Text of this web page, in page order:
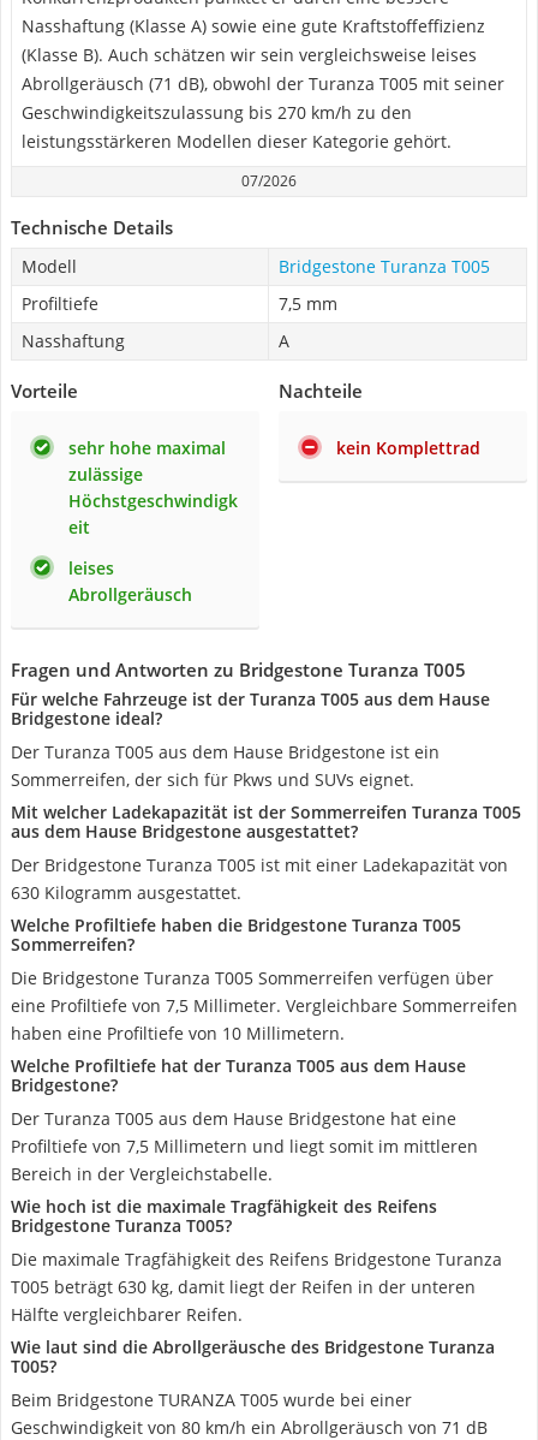
Nasshaftung (Klasse A) sowie eine gute Kraftstoffeffizienz
(Klasse B). Auch schätzen wir sein vergleichsweise leises
Abrollgeräusch (71 dB), obwohl der Turanza T005 mit seiner
Geschwindigkeitszulassung bis 270 km/h zu den
leistungsstärkeren Modellen dieser Kategorie gehört.
07/2026
Technische Details
Modell
Bridgestone Turanza T005
Profiltiefe
7,5 mm
Nasshaftung
A
Vorteile
sehr hohe maximal
zulässige
Höchstgeschwindigk
eit
leises
Abrollgeräusch
Nachteile
kein Komplettrad
Fragen und Antworten zu Bridgestone Turanza T005
Für welche Fahrzeuge ist der Turanza T005 aus dem Hause
Bridgestone ideal?
Der Turanza T005 aus dem Hause Bridgestone ist ein
Sommerreifen, der sich für Pkws und SUVs eignet.
Mit welcher Ladekapazität ist der Sommerreifen Turanza T005
aus dem Hause Bridgestone ausgestattet?
Der Bridgestone Turanza T005 ist mit einer Ladekapazität von
630 Kilogramm ausgestattet.
Welche Profiltiefe haben die Bridgestone Turanza T005
Sommerreifen?
Die Bridgestone Turanza T005 Sommerreifen verfügen über
eine Profiltiefe von 7,5 Millimeter. Vergleichbare Sommerreifen
haben eine Profiltiefe von 10 Millimetern.
Welche Profiltiefe hat der Turanza T005 aus dem Hause
Bridgestone?
Der Turanza T005 aus dem Hause Bridgestone hat eine
Profiltiefe von 7,5 Millimetern und liegt somit im mittleren
Bereich in der Vergleichstabelle.
Wie hoch ist die maximale Tragfähigkeit des Reifens
Bridgestone Turanza T005?
Die maximale Tragfähigkeit des Reifens Bridgestone Turanza
T005 beträgt 630 kg, damit liegt der Reifen in der unteren
Hälfte vergleichbarer Reifen.
Wie laut sind die Abrollgeräusche des Bridgestone Turanza
T005?
Beim Bridgestone TURANZA T005 wurde bei einer
Geschwindigkeit von 80 km/h ein Abrollgeräusch von 71 dB